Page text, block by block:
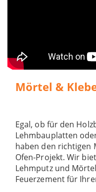
Mörtel &
Egal, ob für den
Lehmbauplatten
haben den richtigen
Ofen-Projekt. Wir
Lehmputz und
Feuerzement für